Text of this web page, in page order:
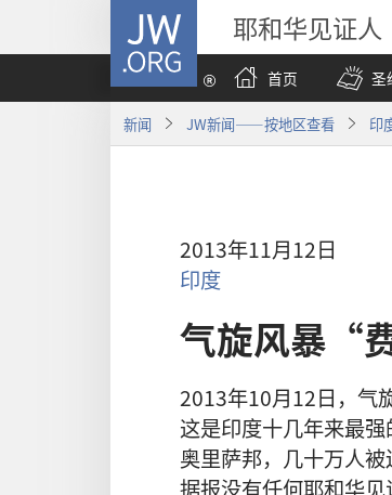
JW.ORG 耶和华见证人
首页 圣
新闻 JW新闻——按地区查看 印
2013年11月12日
印度
气旋风暴“
2013年10月12日，气
这是印度十几年来最
奥里萨邦，几十万人
据报没有任何耶和华